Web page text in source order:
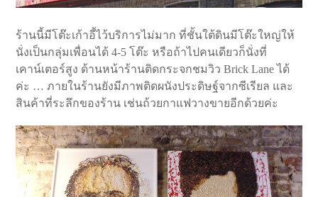
ร้านนี้มีโต๊ะเก้าอี้ไว้บริการไม่มาก ที่ชั้นใต้ดินมีโต๊ะใหญ่ให้
นั่งเป็นกลุ่มเพื่อนได้ 4-5 โต๊ะ หรือถ้าไปคนเดียวก็นั่งที่
เคาน์เตอร์สูง ด้านหน้าร้านติดกระจกชมวิว Brick Lane ได้
ค่ะ … ภายในร้านยังมีภาพติดผนังประดิษฐ์จากซีเรียล และ
สินค้าที่ระลึกของร้าน เช่นถ้วยกาแฟวางขายอีกด้วยค่ะ